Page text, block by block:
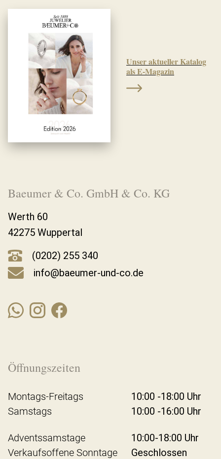
Unser aktueller Katalog
als E-Magazin
Baeumer & Co. GmbH & Co. KG
Werth 60
42275 Wuppertal
(0202) 255 340
info@baeumer-und-co.de
Öffnungszeiten
Montags-Freitags
10:00 -18:00 Uhr
Samstags
10:00 -16:00 Uhr
Adventssamstage
10:00-18:00 Uhr
Verkaufsoffene Sonntage
Geschlossen